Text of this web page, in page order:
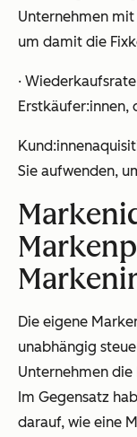
Unternehmen
um damit die
·
Erstkäufer:innen,
Sie aufwenden,
Die eigene
unabhängig
Unternehmen
Im Gegensatz
darauf, wie eine